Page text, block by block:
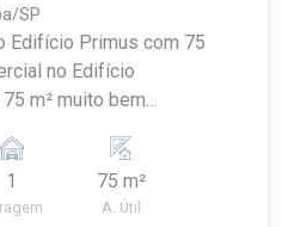
SP
Edifício Primus com 75
m² muito bem
Cortinas
1 75 m²
A. Útil